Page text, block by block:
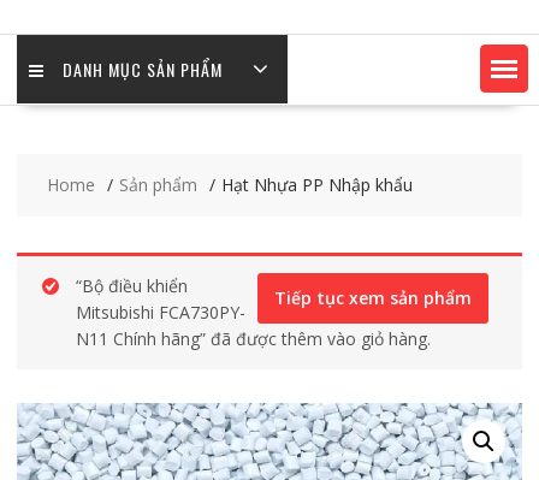
DANH MỤC SẢN PHẨM
Home Sản phẩm Hạt Nhựa PP Nhập khẩu
Tiếp tục xem sản phẩm
“Bộ điều khiển
Mitsubishi FCA730PY-
N11 Chính hãng” đã được thêm vào giỏ hàng.